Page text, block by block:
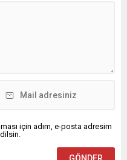
için adım, e-posta adresim